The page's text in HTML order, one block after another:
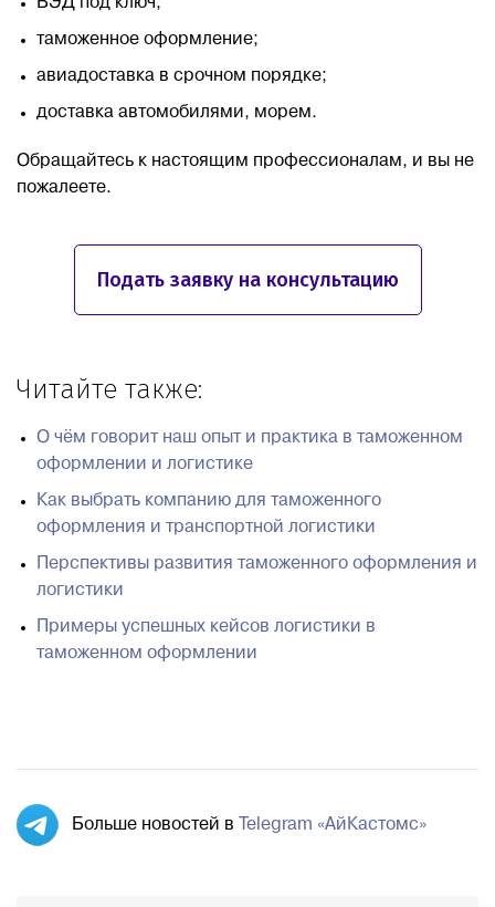
таможенное оформление;
авиадоставка в срочном порядке;
доставка автомобилями, морем.
Обращайтесь к настоящим профессионалам, и вы не
пожалеете.
Подать заявку на консультацию
Читайте также:
О чём говорит наш опыт и практика в таможенном
оформлении и логистике
Как выбрать компанию для таможенного
оформления и транспортной логистики
Перспективы развития таможенного оформления и
логистики
Примеры успешных кейсов логистики в
таможенном оформлении
Больше новостей в Telegram «АйКастомс»